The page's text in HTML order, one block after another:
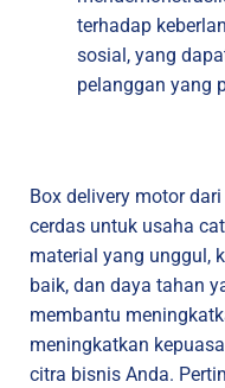
terhadap
sosial, yang
pelanggan yang
Box delivery motor
cerdas untuk usaha
material yang unggul,
baik, dan daya tahan
membantu
meningkatkan
citra bisnis Anda.